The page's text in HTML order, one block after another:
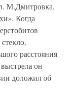
М.Дмитровка,
Когда
расстояния
он
доложил об